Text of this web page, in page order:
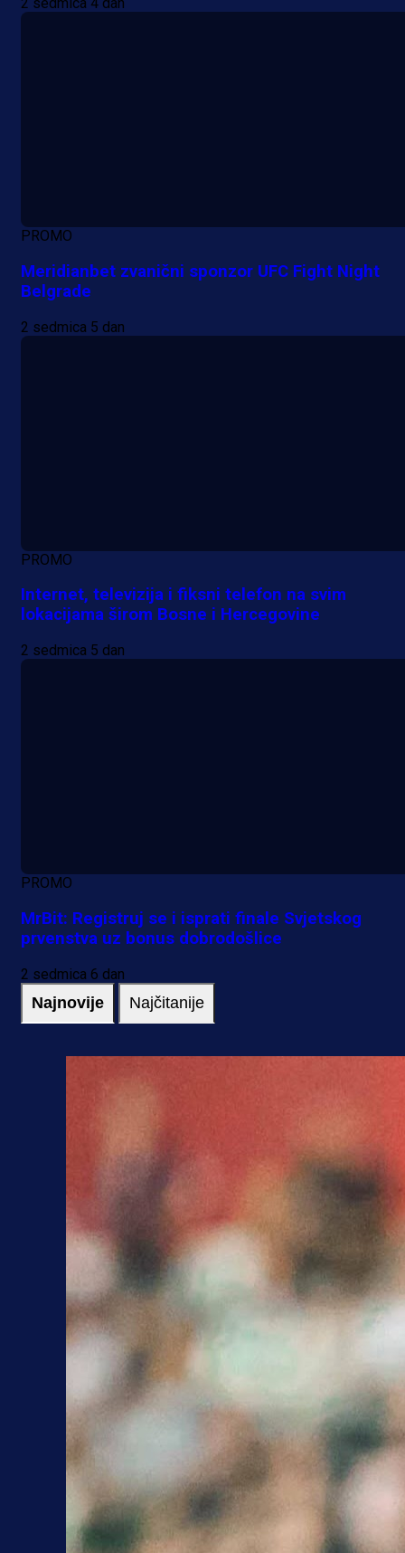
PROMO
Meridianbet zvanični sponzor UFC Fight Night
Belgrade
2 sedmica 5 dan
PROMO
Internet, televizija i fiksni telefon na svim
lokacijama širom Bosne i Hercegovine
2 sedmica 5 dan
PROMO
MrBit: Registruj se i isprati finale Svjetskog
prvenstva uz bonus dobrodošlice
2 sedmica 6 dan
Najnovije Najčitanije